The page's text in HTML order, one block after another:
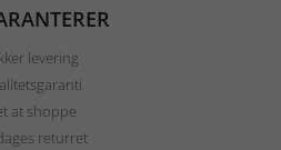
levering
at shoppe
returret